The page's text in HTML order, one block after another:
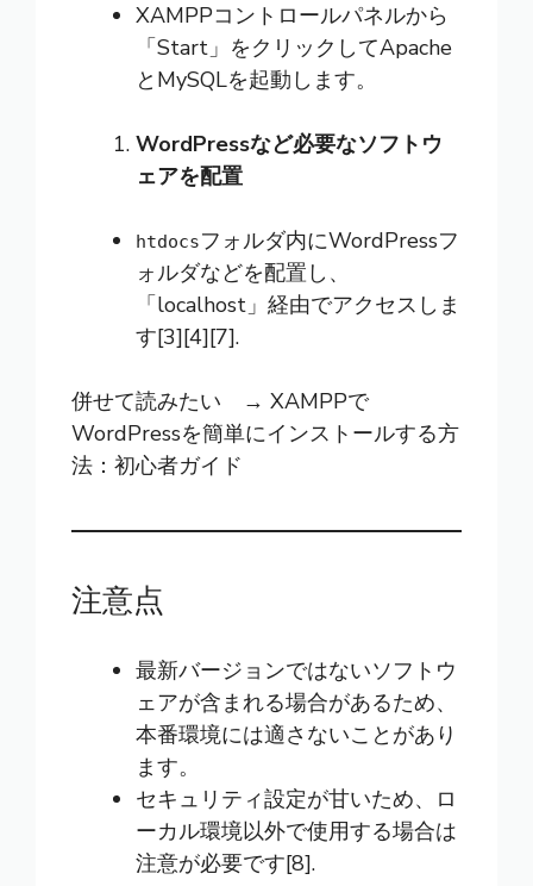
XAMPPコントロールパネルから
「Start」をクリックしてApache
とMySQLを起動します。
WordPressなど必要なソフトウ
ェアを配置
htdocsフォルダ内にWordPressフ
ォルダなどを配置し、
「localhost」経由でアクセスしま
す[3][4][7].
併せて読みたい → XAMPPで
WordPressを簡単にインストールする方
法：初心者ガイド
注意点
最新バージョンではないソフトウ
ェアが含まれる場合があるため、
本番環境には適さないことがあり
ます。
セキュリティ設定が甘いため、ロ
ーカル環境以外で使用する場合は
注意が必要です[8].